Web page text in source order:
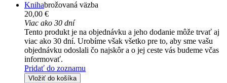
Knihabrožovaná väzba
20,00 €
Viac ako 30 dní
Tento produkt je na objednávku a jeho dodanie môže trvať aj
viac ako 30 dní. Urobíme však všetko pre to, aby sme vašu
objednávku odoslali čo najskôr a o jej ceste vás budeme včas
informovať.
Pridať do zoznamu
Vložiť do košíka